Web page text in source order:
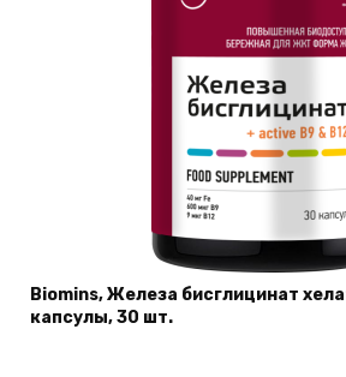
Biomins, Железа бисглицинат
капсулы, 30 шт.